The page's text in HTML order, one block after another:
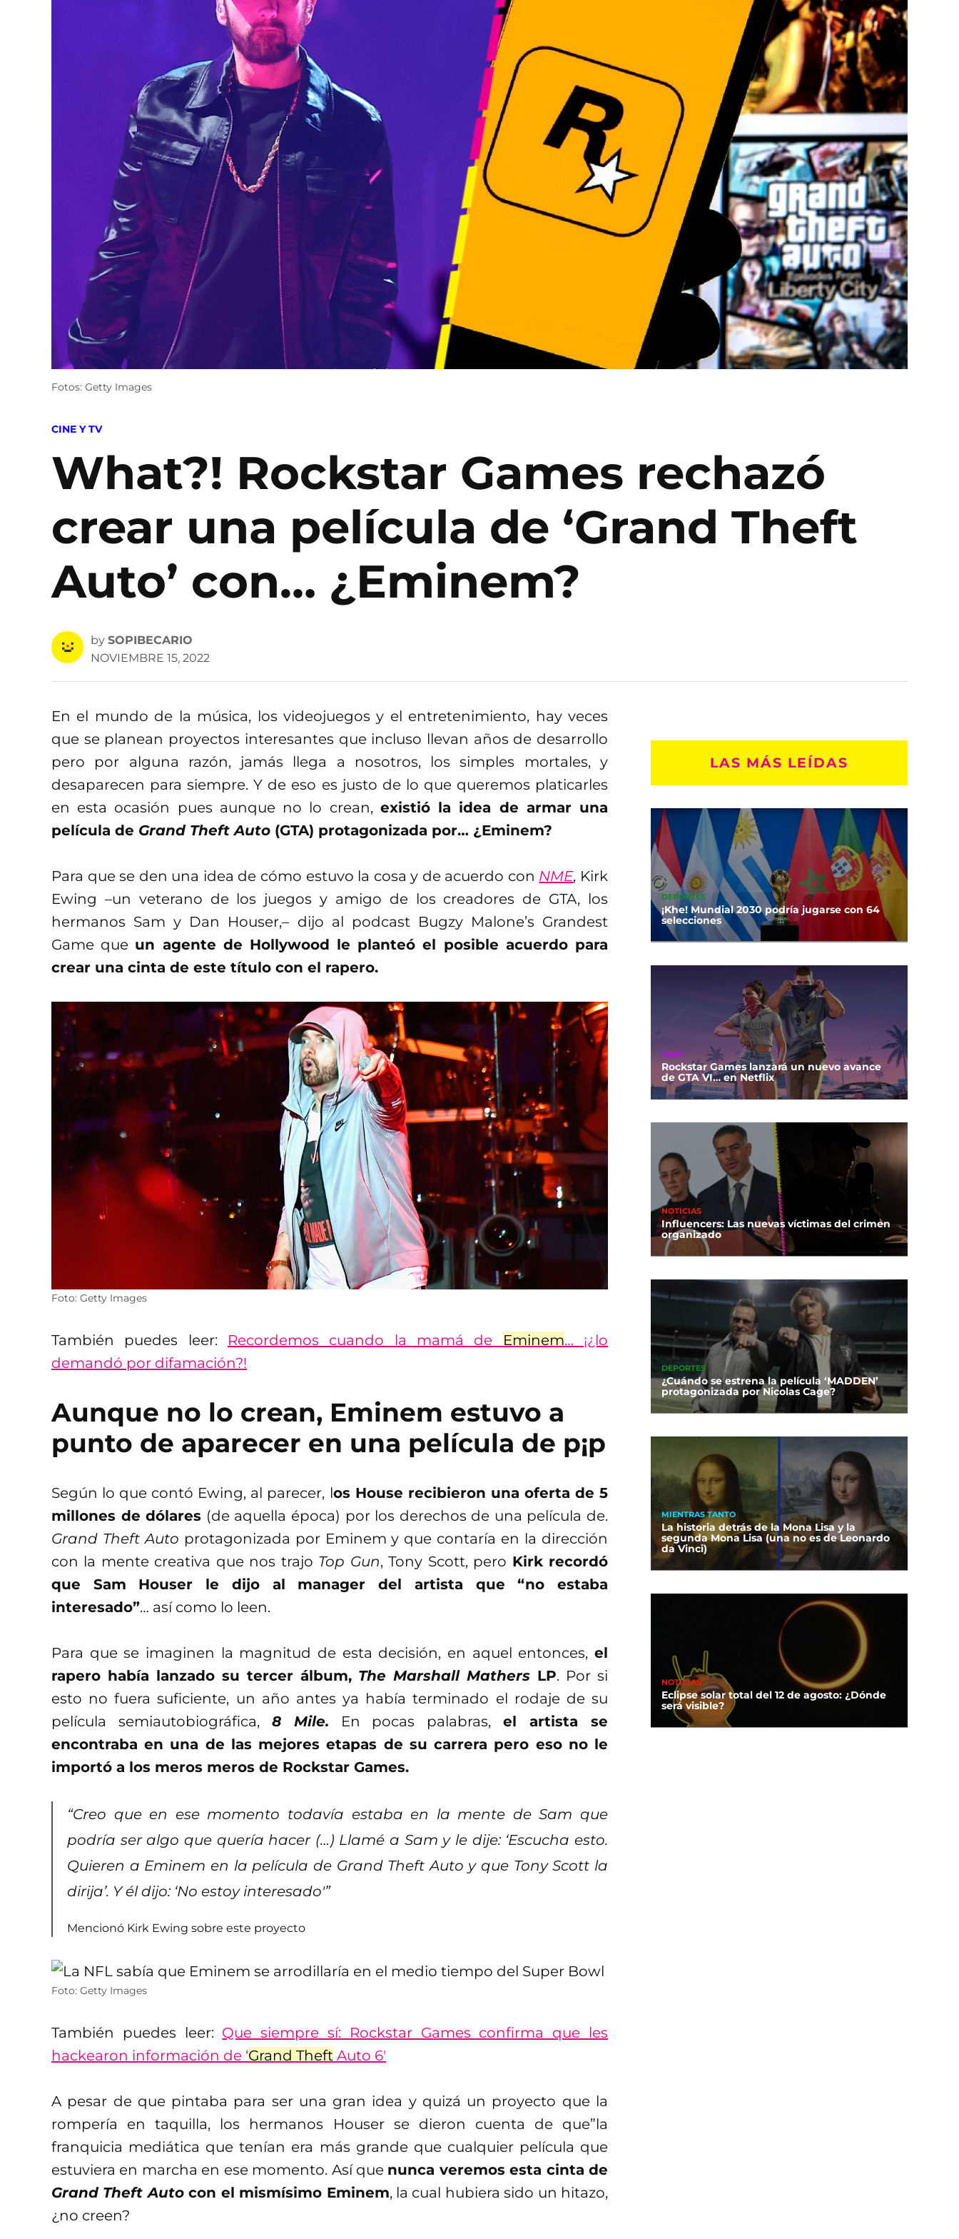
Fotos: Getty Images
POSTED
CINE Y TV
What?! Rockstar Games rechazó
crear una película de ‘Grand Theft
Auto’ con… ¿Eminem?
by SOPIBECARIO
NOVIEMBRE 15, 2022
En el mundo de la música, los videojuegos y el entretenimiento, hay veces
que se planean proyectos interesantes que incluso llevan años de desarrollo
pero por alguna razón, jamás llega a nosotros, los simples mortales, y
desaparecen para siempre. Y de eso es justo de lo que queremos platicarles
en esta ocasión pues aunque no lo crean, existió la idea de armar una
película de Grand Theft Auto (GTA) protagonizada por… ¿Eminem?
Para que se den una idea de cómo estuvo la cosa y de acuerdo con NME, Kirk
Ewing –un veterano de los juegos y amigo de los creadores de GTA, los
hermanos Sam y Dan Houser,– dijo al podcast Bugzy Malone’s Grandest
Game que un agente de Hollywood le planteó el posible acuerdo para
crear una cinta de este título con el rapero.
Foto: Getty Images
También puedes leer: Recordemos cuando la mamá de Eminem… ¡¿lo
demandó por difamación?!
Aunque no lo crean, Eminem estuvo a
punto de aparecer en una película de p¡p
Según lo que contó Ewing, al parecer, los House recibieron una oferta de 5
millones de dólares (de aquella época) por los derechos de una película de.
Grand Theft Auto protagonizada por Eminem y que contaría en la dirección
con la mente creativa que nos trajo Top Gun, Tony Scott, pero Kirk recordó
que Sam Houser le dijo al manager del artista que “no estaba
interesado”… así como lo leen.
Para que se imaginen la magnitud de esta decisión, en aquel entonces, el
rapero había lanzado su tercer álbum, The Marshall Mathers LP. Por si
esto no fuera suficiente, un año antes ya había terminado el rodaje de su
película semiautobiográfica, 8 Mile. En pocas palabras,el artista se
encontraba en una de las mejores etapas de su carrera pero eso no le
importó a los meros meros de Rockstar Games.
“Creo que en ese momento todavía estaba en la mente de Sam que
podría ser algo que quería hacer (…) Llamé a Sam y le dije: ‘Escucha esto.
Quieren a Eminem en la película de Grand Theft Auto y que Tony Scott la
dirija’. Y él dijo: ‘No estoy interesado'”
Mencionó Kirk Ewing sobre este proyecto
Foto: Getty Images
También puedes leer: Que siempre sí: Rockstar Games confirma que les
hackearon información de ‘Grand Theft Auto 6′
A pesar de que pintaba para ser una gran idea y quizá un proyecto que la
rompería en taquilla, los hermanos Houser se dieron cuenta de que”la
franquicia mediática que tenían era más grande que cualquier película que
estuviera en marcha en ese momento. Así que nunca veremos esta cinta de
Grand Theft Autocon el mismísimo Eminem, la cual hubiera sido un hitazo,
¿no creen?
LAS MÁS LEÍDAS
DEPORTES
¡Khe! Mundial 2030 podría jugarse con 64
selecciones
GEEK
Rockstar Games lanzará un nuevo avance
de GTA VI… en Netflix
NOTICIAS
Influencers: Las nuevas víctimas del crimen
organizado
DEPORTES
¿Cuándo se estrena la película ‘MADDEN’
protagonizada por Nicolas Cage?
MIENTRAS TANTO
La historia detrás de la Mona Lisa y la
segunda Mona Lisa (una no es de Leonardo
da Vinci)
NOTICIAS
Eclipse solar total del 12 de agosto: ¿Dónde
será visible?